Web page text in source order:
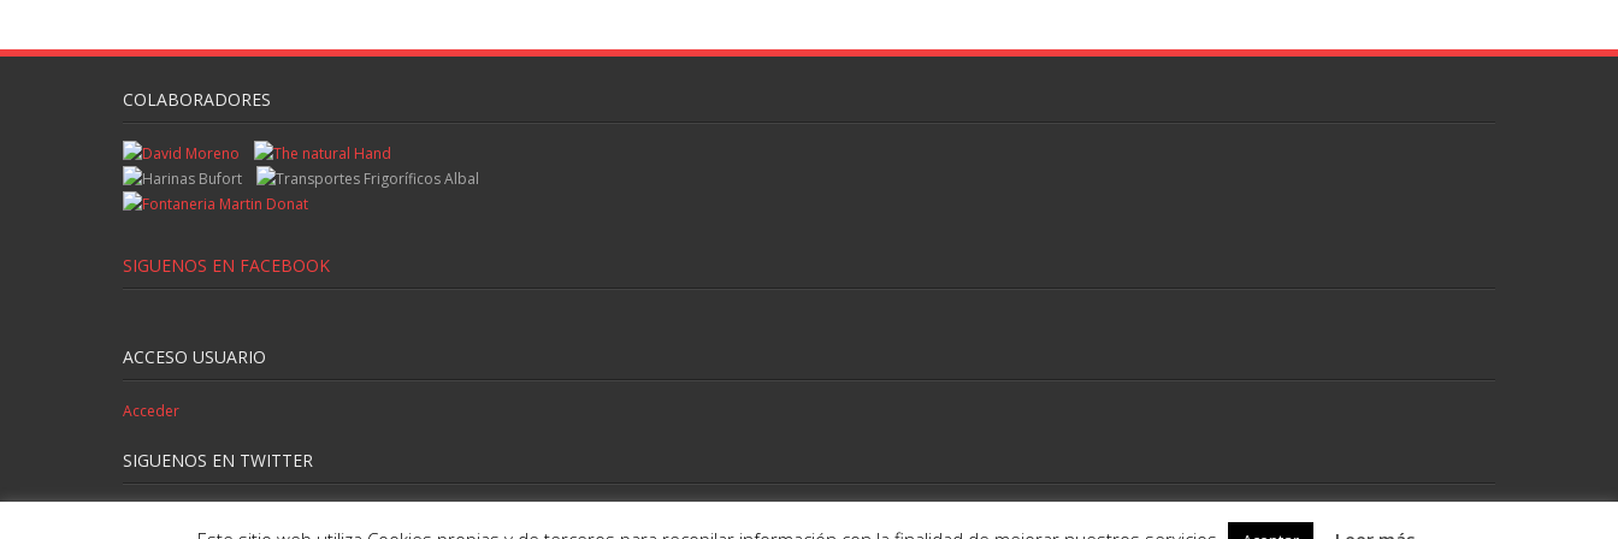
COLABORADORES
SIGUENOS EN FACEBOOK
ACCESO USUARIO
Acceder
SIGUENOS EN TWITTER